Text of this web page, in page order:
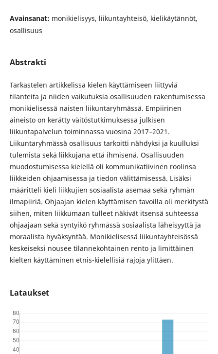
Avainsanat: monikielisyys, liikuntayhteisö, kielikäytännöt,
osallisuus
Abstrakti
Tarkastelen artikkelissa kielen käyttämiseen liittyviä
tilanteita ja niiden vaikutuksia osallisuuden rakentumisessa
monikielisessä naisten liikuntaryhmässä. Empiirinen
aineisto on kerätty väitöstutkimuksessa julkisen
liikuntapalvelun toiminnassa vuosina 2017–2021.
Liikuntaryhmässä osallisuus tarkoitti nähdyksi ja kuulluksi
tulemista sekä liikkujana että ihmisenä. Osallisuuden
muodostumisessa kielellä oli kommunikatiivinen roolinsa
liikkeiden ohjaamisessa ja tiedon välittämisessä. Lisäksi
määritteli kieli liikkujien sosiaalista asemaa sekä ryhmän
ilmapiiriä. Ohjaajan kielen käyttämisen tavoilla oli merkitystä
siihen, miten liikkumaan tulleet näkivät itsensä suhteessa
ohjaajaan sekä syntyikö ryhmässä sosiaalista läheisyyttä ja
moraalista hyväksyntää. Monikielisessä liikuntayhteisössä
keskeiseksi nousee tilannekohtainen rento ja limittäinen
kielten käyttäminen etnis-kielellisiä rajoja ylittäen.
Lataukset